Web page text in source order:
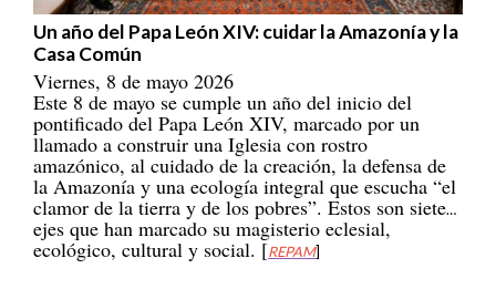
Un año del Papa León XIV: cuidar la Amazonía y la
Casa Común
Viernes, 8 de mayo 2026
Este 8 de mayo se cumple un año del inicio del
pontificado del Papa León XIV, marcado por un
llamado a construir una Iglesia con rostro
amazónico, al cuidado de la creación, la defensa de
la Amazonía y una ecología integral que escucha “el
clamor de la tierra y de los pobres”. Estos son siete
ejes que han marcado su magisterio eclesial,
ecológico, cultural y social. [REPAM]